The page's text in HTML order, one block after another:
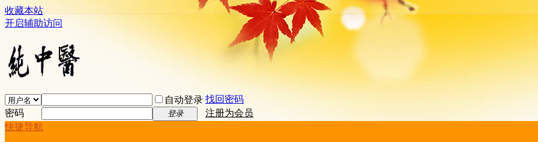
收藏本站
开启辅助访问
自动登录 找回密码
密码
登录
注册为会员
快捷导航